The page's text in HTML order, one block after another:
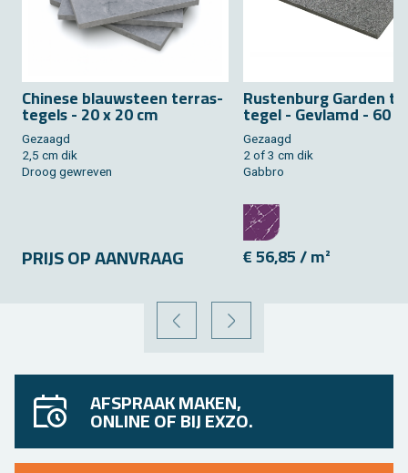
Chi­ne­se blauw­steen terras­
tegels - 20 x 20 cm
Ge­zaagd
2,5 cm dik
Droog ge­wre­ven
PRIJS OP AAN­VRAAG
Rus­ten­burg Gar­den
te­gel - Ge­vlamd - 60
Ge­zaagd
2 of 3 cm dik
Gab­bro
€ 56,85 / m²
VORIGE VOLGENDE
AFSPRAAK MAKEN,
ONLINE OF BIJ EXZO.